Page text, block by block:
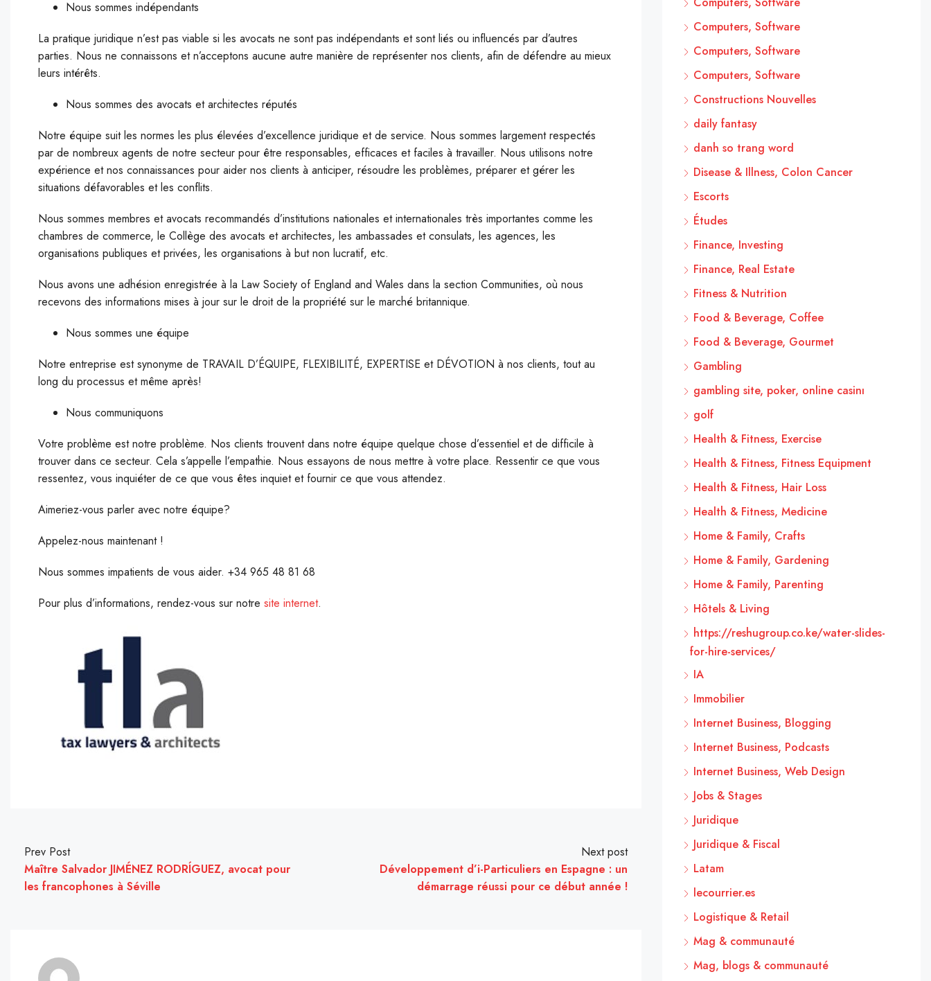
Nous sommes indépendants
La pratique juridique n’est pas viable si les avocats ne sont pas indépendants et sont liés ou influencés par d’autres
parties. Nous ne connaissons et n’acceptons aucune autre manière de représenter nos clients, afin de défendre au mieux
leurs intérêts.
Nous sommes des avocats et architectes réputés
Notre équipe suit les normes les plus élevées d’excellence juridique et de service. Nous sommes largement respectés
par de nombreux agents de notre secteur pour être responsables, efficaces et faciles à travailler. Nous utilisons notre
expérience et nos connaissances pour aider nos clients à anticiper, résoudre les problèmes, préparer et gérer les
situations défavorables et les conflits.
Nous sommes membres et avocats recommandés d’institutions nationales et internationales très importantes comme les
chambres de commerce, le Collège des avocats et architectes, les ambassades et consulats, les agences, les
organisations publiques et privées, les organisations à but non lucratif, etc.
Nous avons une adhésion enregistrée à la Law Society of England and Wales dans la section Communities, où nous
recevons des informations mises à jour sur le droit de la propriété sur le marché britannique.
Nous sommes une équipe
Notre entreprise est synonyme de TRAVAIL D’ÉQUIPE, FLEXIBILITÉ, EXPERTISE et DÉVOTION à nos clients, tout au
long du processus et même après!
Nous communiquons
Votre problème est notre problème. Nos clients trouvent dans notre équipe quelque chose d’essentiel et de difficile à
trouver dans ce secteur. Cela s’appelle l’empathie. Nous essayons de nous mettre à votre place. Ressentir ce que vous
ressentez, vous inquiéter de ce que vous êtes inquiet et fournir ce que vous attendez.
Aimeriez-vous parler avec notre équipe?
Appelez-nous maintenant !
Nous sommes impatients de vous aider. +34 965 48 81 68
Pour plus d’informations, rendez-vous sur notre site internet.
Prev Post
Maître Salvador JIMÉNEZ RODRÍGUEZ, avocat pour
les francophones à Séville
Next post
Développement d’i-Particuliers en Espagne : un
démarrage réussi pour ce début année !
Computers, Software
Computers, Software
Computers, Software
Constructions Nouvelles
daily fantasy
danh so trang word
Disease & Illness, Colon Cancer
Escorts
Études
Finance, Investing
Finance, Real Estate
Fitness & Nutrition
Food & Beverage, Coffee
Food & Beverage, Gourmet
Gambling
gambling site, poker, online casinı
golf
Health & Fitness, Exercise
Health & Fitness, Fitness Equipment
Health & Fitness, Hair Loss
Health & Fitness, Medicine
Home & Family, Crafts
Home & Family, Gardening
Home & Family, Parenting
Hôtels & Living
https://reshugroup.co.ke/water-slides-
for-hire-services/
IA
Immobilier
Internet Business, Blogging
Internet Business, Podcasts
Internet Business, Web Design
Jobs & Stages
Juridique
Juridique & Fiscal
Latam
lecourrier.es
Logistique & Retail
Mag & communauté
Mag, blogs & communauté